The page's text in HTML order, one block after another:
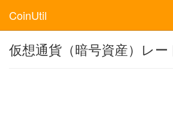
CoinUtil
仮想通貨（暗号資産）レー